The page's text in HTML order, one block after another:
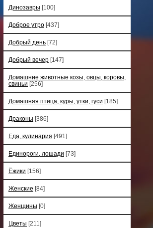
Динозавры [100]
Доброе утро [437]
Добрый день [72]
Добрый вечер [147]
Домашние животные козы, овцы, коровы,
свиньи [256]
Домашняя птица, куры, утки, гуси [185]
Драконы [386]
Еда, кулинария [491]
Единороги, лошади [73]
Ёжики [156]
Женские [84]
Женщины [0]
Цветы [211]